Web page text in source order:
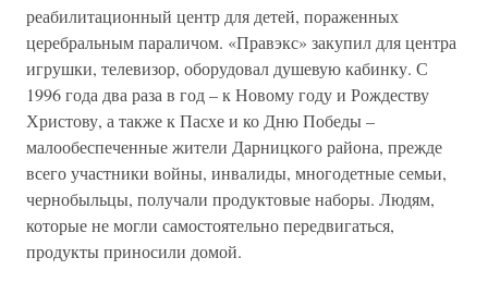
реабилитационный центр для детей, пораженных
церебральным параличом. «Правэкс» закупил для центра
игрушки, телевизор, оборудовал душевую кабинку. С
1996 года два раза в год – к Новому году и Рождеству
Христову, а также к Пасхе и ко Дню Победы –
малообеспеченные жители Дарницкого района, прежде
всего участники войны, инвалиды, многодетные семьи,
чернобыльцы, получали продуктовые наборы. Людям,
которые не могли самостоятельно передвигаться,
продукты приносили домой.